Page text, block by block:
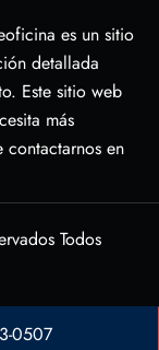
es un sitio
detallada
Este sitio web
más
contactarnos en
Todos
0507